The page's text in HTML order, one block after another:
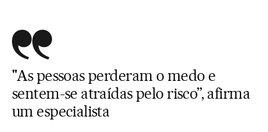
"As pessoas perderam o medo e
sentem-se atraídas pelo risco”, afirma
um especialista